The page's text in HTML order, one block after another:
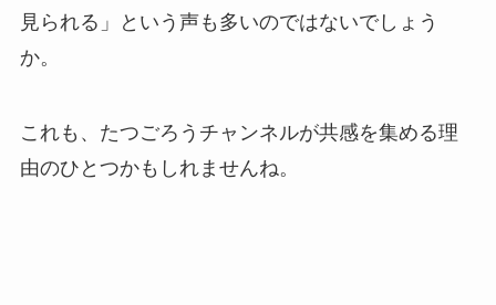
見られる」という声も多いのではないでしょう
か。
これも、たつごろうチャンネルが共感を集める理
由のひとつかもしれませんね。